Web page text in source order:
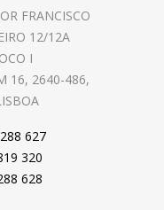
FRANCISCO
12/12A
I
16, 2640-486,
627
320
628